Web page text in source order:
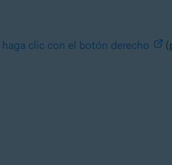
haga clic con el botón derecho